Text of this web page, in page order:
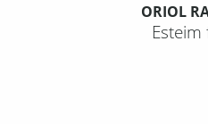
ORIOL
Esteim